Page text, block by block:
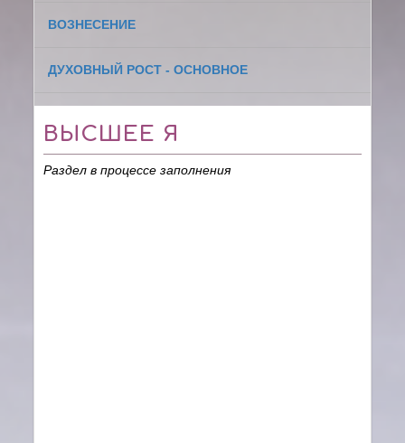
ВОЗНЕСЕНИЕ
ДУХОВНЫЙ РОСТ - ОСНОВНОЕ
ВЫСШЕЕ Я
Раздел в процессе заполнения